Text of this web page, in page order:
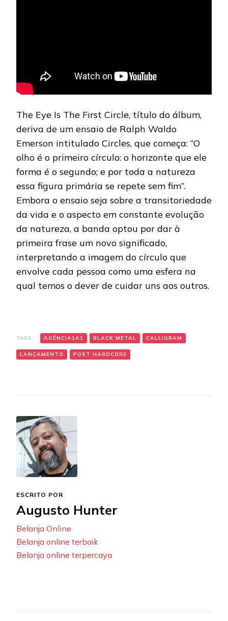
The Eye Is The First Circle, título do álbum,
deriva de um ensaio de Ralph Waldo
Emerson intitulado Circles, que começa: “O
olho é o primeiro círculo: o horizonte que ele
forma é o segundo; e por toda a natureza
essa figura primária se repete sem fim”.
Embora o ensaio seja sobre a transitoriedade
da vida e o aspecto em constante evolução
da natureza, a banda optou por dar à
primeira frase um novo significado,
interpretando a imagem do círculo que
envolve cada pessoa como uma esfera na
qual temos o dever de cuidar uns aos outros.
TAGS: AGÊNCIA1A1 BLACK METAL CALLIGRAM
LANÇAMENTO POST HARDCORE
ESCRITO POR
Augusto Hunter
Belanja Online
Belanja online terbaik
Belanja online terpercaya